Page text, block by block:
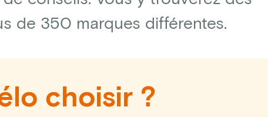
de 350 marques différentes.
choisir ?